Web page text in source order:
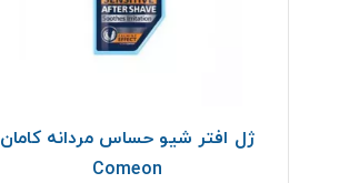
ژل افتر شيو حساس مردانه کامان
Comeon